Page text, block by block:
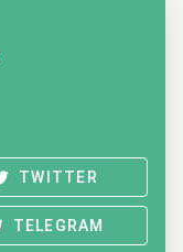
TWITTER
TELEGRAM